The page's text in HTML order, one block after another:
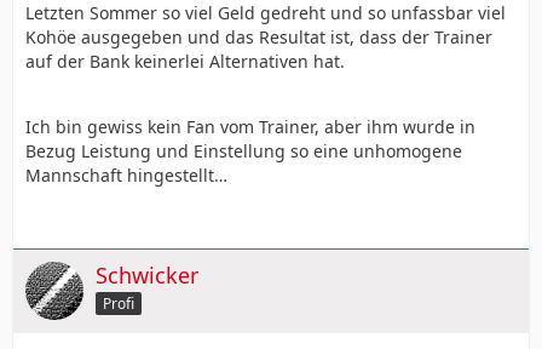
Letzten Sommer so viel Geld gedreht und so unfassbar viel
Kohöe ausgegeben und das Resultat ist, dass der Trainer
auf der Bank keinerlei Alternativen hat.
Ich bin gewiss kein Fan vom Trainer, aber ihm wurde in
Bezug Leistung und Einstellung so eine unhomogene
Mannschaft hingestellt…
Schwicker
Profi